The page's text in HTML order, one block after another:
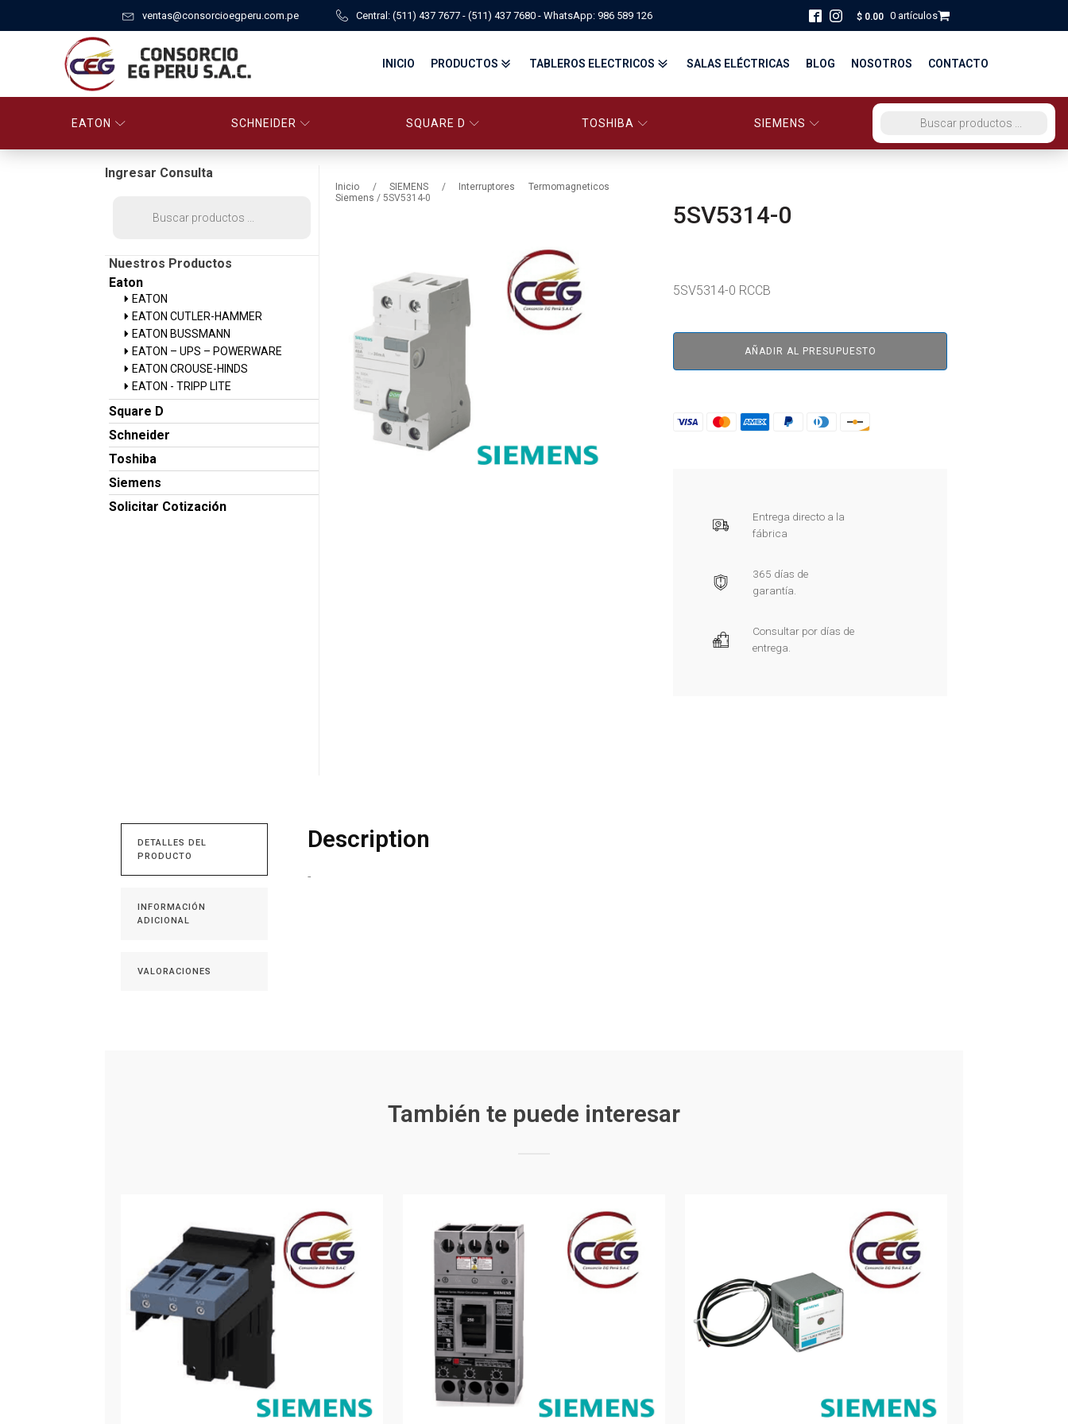
ventas@consorcioegperu.com.pe Central: (511) 437 7677 - (511) 437 7680 - WhatsApp: 986 589 126 $0.00 0 artículos
INICIO PRODUCTOS
INTERRUPTORES TERMOMAGNÉTICOS
MANDO, SEÑALIZACIÓN Y CONTROL
TRANSFORMADORES
UPS
TABLEROS ELECTRICOS
PANELBOARD, TABLEROS ELÉCTRICOS DISTRIBUCIÓN Y FUERZA
SALAS ELÉCTRICAS BLOG NOSOTROS CONTACTO
EATON SCHNEIDER SQUARE D TOSHIBA SIEMENS BÚSQUEDA DE PRODUCTOS
Ingresar Consulta
Nuestros Productos
Eaton
EATON
EATON CUTLER-HAMMER
EATON BUSSMANN
EATON – UPS – POWERWARE
EATON CROUSE-HINDS
EATON - TRIPP LITE
Square D
Schneider
Toshiba
Siemens
Solicitar Cotización
Inicio /SIEMENS /
Interruptores Termomagneticos
Siemens / 5SV5314-0
5SV5314-0
5SV5314-0 RCCB
AÑADIR AL PRESUPUESTO
Entrega directo a la
fábrica
365 días de
garantía.
Consultar por días de
entrega.
DETALLES DEL
PRODUCTO
INFORMACIÓN
ADICIONAL
VALORACIONES
Description
-
También te puede interesar